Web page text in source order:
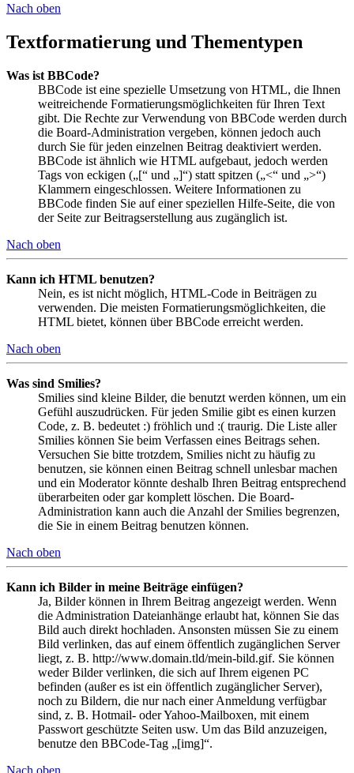
Nach oben
Textformatierung und Thementypen
Was ist BBCode?
BBCode ist eine spezielle Umsetzung von HTML, die Ihnen
weitreichende Formatierungsmöglichkeiten für Ihren Text
gibt. Die Rechte zur Verwendung von BBCode werden durch
die Board-Administration vergeben, können jedoch auch
durch Sie für jeden einzelnen Beitrag deaktiviert werden.
BBCode ist ähnlich wie HTML aufgebaut, jedoch werden
Tags von eckigen („[“ und „]“) statt spitzen („<“ und „>“)
Klammern eingeschlossen. Weitere Informationen zu
BBCode finden Sie auf einer speziellen Hilfe-Seite, die von
der Seite zur Beitragserstellung aus zugänglich ist.
Nach oben
Kann ich HTML benutzen?
Nein, es ist nicht möglich, HTML-Code in Beiträgen zu
verwenden. Die meisten Formatierungsmöglichkeiten, die
HTML bietet, können über BBCode erreicht werden.
Nach oben
Was sind Smilies?
Smilies sind kleine Bilder, die benutzt werden können, um ein
Gefühl auszudrücken. Für jeden Smilie gibt es einen kurzen
Code, z. B. bedeutet :) fröhlich und :( traurig. Die Liste aller
Smilies können Sie beim Verfassen eines Beitrags sehen.
Versuchen Sie bitte trotzdem, Smilies nicht zu häufig zu
benutzen, sie können einen Beitrag schnell unlesbar machen
und ein Moderator könnte deshalb Ihren Beitrag entsprechend
überarbeiten oder gar komplett löschen. Die Board-
Administration kann auch die Anzahl der Smilies begrenzen,
die Sie in einem Beitrag benutzen können.
Nach oben
Kann ich Bilder in meine Beiträge einfügen?
Ja, Bilder können in Ihrem Beitrag angezeigt werden. Wenn
die Administration Dateianhänge erlaubt hat, können Sie das
Bild auch direkt hochladen. Ansonsten müssen Sie zu einem
Bild verlinken, das auf einem öffentlich zugänglichen Server
liegt, z. B. http://www.domain.tld/mein-bild.gif. Sie können
weder Bilder verlinken, die sich auf Ihrem eigenen PC
befinden (außer es ist ein öffentlich zugänglicher Server),
noch zu Bildern, die nur nach einer Anmeldung verfügbar
sind, z. B. Hotmail- oder Yahoo-Mailboxen, mit einem
Passwort geschützte Seiten usw. Um das Bild anzuzeigen,
benutze den BBCode-Tag „[img]“.
Nach oben